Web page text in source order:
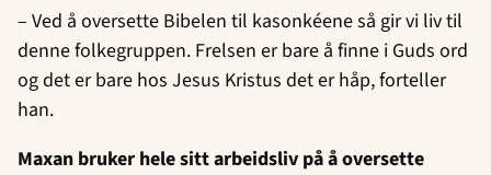
– Ved å oversette Bibelen til kasonkéene så gir vi liv til
denne folkegruppen. Frelsen er bare å finne i Guds ord
og det er bare hos Jesus Kristus det er håp, forteller
han.
Maxan bruker hele sitt arbeidsliv på å oversette